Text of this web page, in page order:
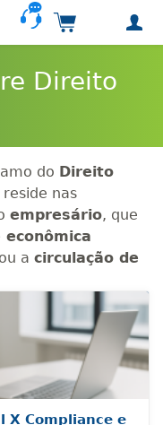
Carrinho de
Direito
do Direito
nas
empresário, que
ou a circulação de
X Compliance e